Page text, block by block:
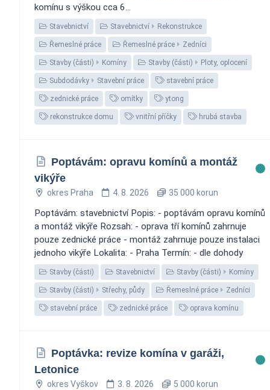
komínu s výškou cca 6...
Stavebnictví Stavebnictví Rekonstrukce
Řemeslné práce Řemeslné práce Zedníci
Stavby (části) Komíny Stavby (části) Ploty, oplocení
Subdodávky Stavební práce stavební práce
zednické práce omítky ytong
rekonstrukce domu vnitřní příčky hrubá stavba
Poptávám: opravu komínů a montáž
vikýře
okres Praha 4. 8. 2026 35 000 korun
Poptávám: stavebnictví Popis: - poptávám opravu komínů
a montáž vikýře Rozsah: - oprava tří komínů zahrnuje
pouze zednické práce - montáž zahrnuje pouze instalaci
jednoho vikýře Lokalita: - Praha Termín: - dle dohody
Stavby (části) Stavebnictví Stavby (části) Komíny
Stavby (části) Střechy, půdy Řemeslné práce Zedníci
stavební práce zednické práce oprava komínu
Poptávka: revize komína v garáži,
Letonice
okres Vyškov 3. 8. 2026 5 000 korun